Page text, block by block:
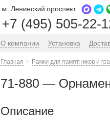
м. Ленинский проспект
+7 (495) 505-22-
О компании Установка
Главная Рамки для памятников и
71-880 —
Описание